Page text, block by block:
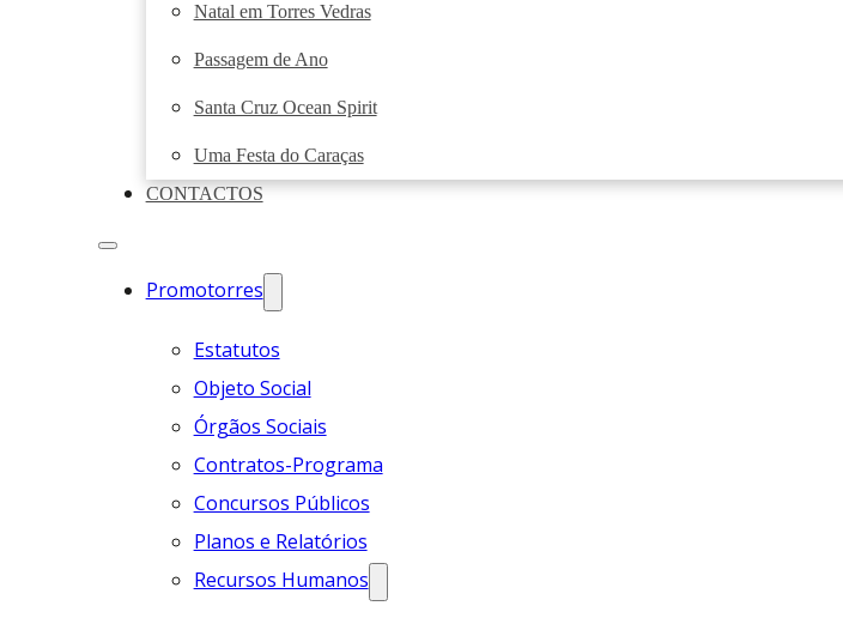
Natal em Torres Vedras
Passagem de Ano
Santa Cruz Ocean Spirit
Uma Festa do Caraças
CONTACTOS
Promotorres
Estatutos
Objeto Social
Órgãos Sociais
Contratos-Programa
Concursos Públicos
Planos e Relatórios
Recursos Humanos